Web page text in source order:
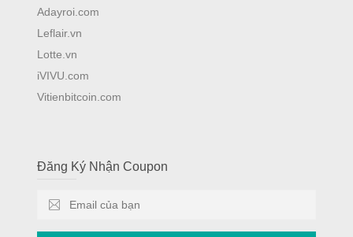
Adayroi.com
Leflair.vn
Lotte.vn
iVIVU.com
Vitienbitcoin.com
Đăng Ký Nhận Coupon